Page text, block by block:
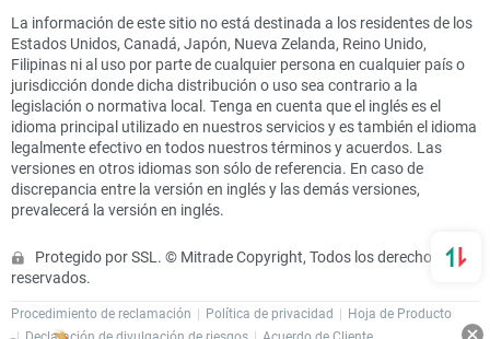
La información de este sitio no está destinada a los residentes de los
Estados Unidos, Canadá, Japón, Nueva Zelanda, Reino Unido,
Filipinas ni al uso por parte de cualquier persona en cualquier país o
jurisdicción donde dicha distribución o uso sea contrario a la
legislación o normativa local. Tenga en cuenta que el inglés es el
idioma principal utilizado en nuestros servicios y es también el idioma
legalmente efectivo en todos nuestros términos y acuerdos. Las
versiones en otros idiomas son sólo de referencia. En caso de
discrepancia entre la versión en inglés y las demás versiones,
prevalecerá la versión en inglés.
Protegido por SSL. © Mitrade Copyright, Todos los derechos
reservados.
Procedimiento de reclamación Política de privacidad
Hoja de Producto